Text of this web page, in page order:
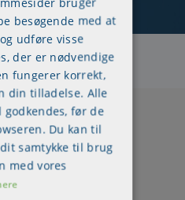
os venligst
ApS
besøgende med at
udføre visse
der er nødvendige
fungerer korrekt,
din tilladelse. Alle
godkendes, før de
Du kan til
samtykke til brug
med vores